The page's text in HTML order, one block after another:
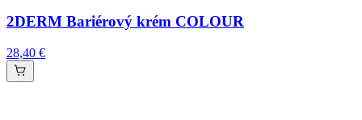
2DERM Bariérový krém COLOUR
28,40 €